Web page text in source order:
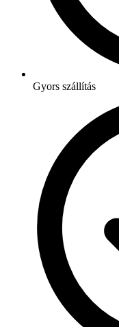
Gyors szállítás